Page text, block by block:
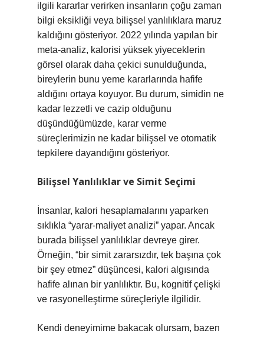
ilgili kararlar verirken insanların çoğu zaman
bilgi eksikliği veya bilişsel yanlılıklara maruz
kaldığını gösteriyor. 2022 yılında yapılan bir
meta-analiz, kalorisi yüksek yiyeceklerin
görsel olarak daha çekici sunulduğunda,
bireylerin bunu yeme kararlarında hafife
aldığını ortaya koyuyor. Bu durum, simidin ne
kadar lezzetli ve cazip olduğunu
düşündüğümüzde, karar verme
süreçlerimizin ne kadar bilişsel ve otomatik
tepkilere dayandığını gösteriyor.
Bilişsel Yanlılıklar ve Simit Seçimi
İnsanlar, kalori hesaplamalarını yaparken
sıklıkla “yarar-maliyet analizi” yapar. Ancak
burada bilişsel yanlılıklar devreye girer.
Örneğin, “bir simit zararsızdır, tek başına çok
bir şey etmez” düşüncesi, kalori algısında
hafife alınan bir yanlılıktır. Bu, kognitif çelişki
ve rasyonelleştirme süreçleriyle ilgilidir.
Kendi deneyimime bakacak olursam, bazen